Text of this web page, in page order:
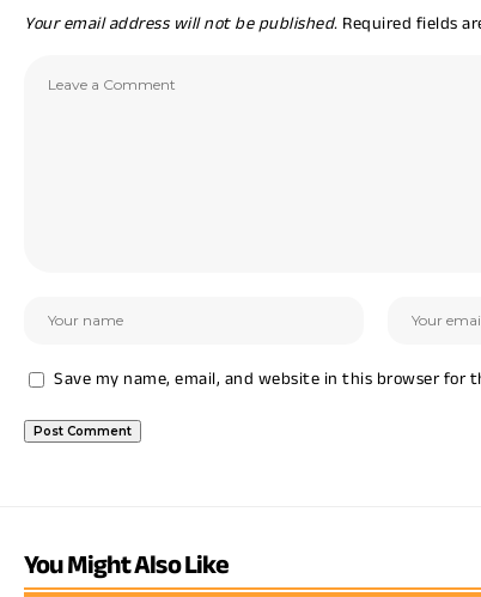
Your email address will not be published. Required fields
Save my name, email, and website in this browser for
You Might Also Like